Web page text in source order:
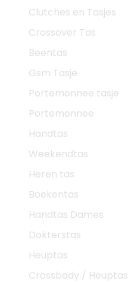
Clutches en Tasjes
Crossover Tas
Beentas
Gsm Tasje
Portemonnee tasje
Portemonnee
Handtas
Weekendtas
Heren tas
Boekentas
Handtas Dames
Dokterstas
Heuptas
Crossbody / Heuptas